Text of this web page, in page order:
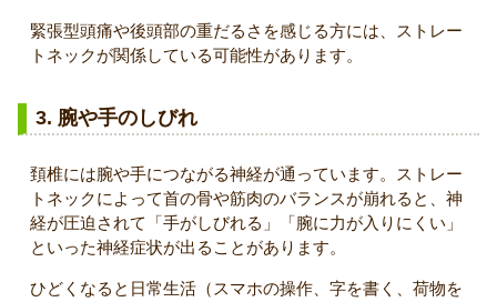
緊張型頭痛や後頭部の重だるさを感じる方には、ストレー
トネックが関係している可能性があります。
3. 腕や手のしびれ
頚椎には腕や手につながる神経が通っています。ストレー
トネックによって首の骨や筋肉のバランスが崩れると、神
経が圧迫されて「手がしびれる」「腕に力が入りにくい」
といった神経症状が出ることがあります。
ひどくなると日常生活（スマホの操作、字を書く、荷物を